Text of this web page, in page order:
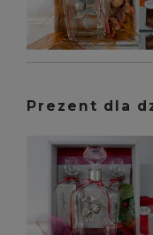
Prezent dla